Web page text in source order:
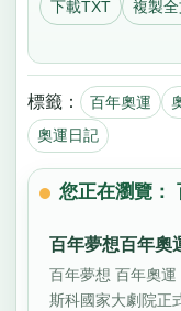
下載TXT 複製全
標籤： 百年奧運
奧運日記
您正在瀏覽：
百年夢想百年奧
百年夢想 百年奧
斯科國家大劇院正